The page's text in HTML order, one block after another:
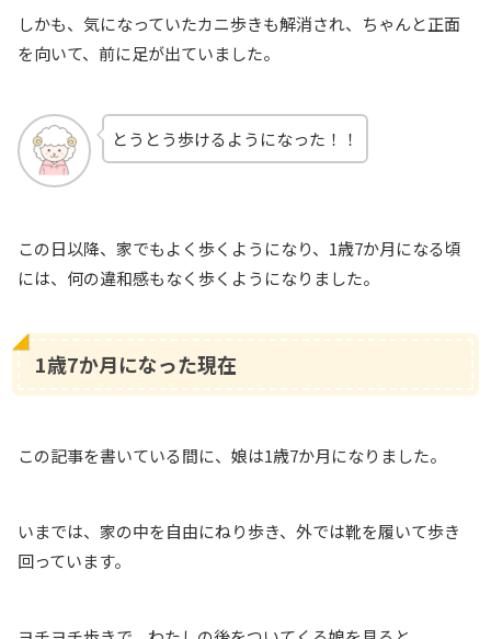
しかも、気になっていたカニ歩きも解消され、ちゃんと正面
を向いて、前に足が出ていました。
とうとう歩けるようになった！！
この日以降、家でもよく歩くようになり、1歳7か月になる頃
には、何の違和感もなく歩くようになりました。
1歳7か月になった現在
この記事を書いている間に、娘は1歳7か月になりました。
いまでは、家の中を自由にねり歩き、外では靴を履いて歩き
回っています。